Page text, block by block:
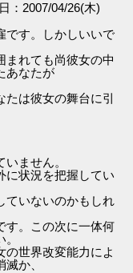
：2007/04/26(木)
す。しかしいいで
まれても尚彼女の中
あなたが
たは彼女の舞台に引
ません。
に状況を把握してい
ていないのかもしれ
す。この次に一体何
の世界改変能力によ
か、